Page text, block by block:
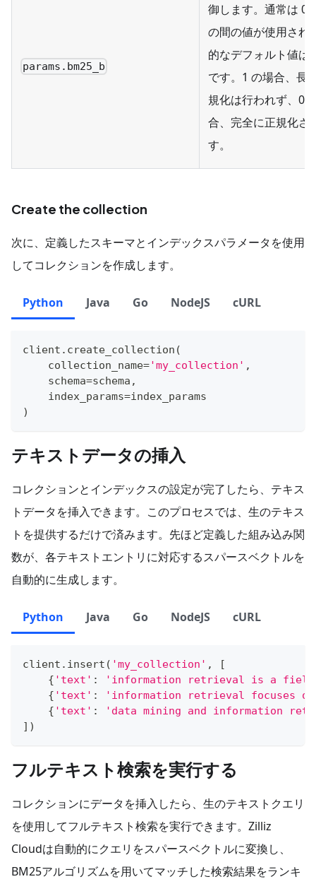
params.bm25_b
御します。通常は 0
の間の値が使用され
的なデフォルト値は
です。1 の場合、長
規化は行われず、0
合、完全に正規化さ
す。
Create the collection
次に、定義したスキーマとインデックスパラメータを使用
してコレクションを作成します。
Python Java Go NodeJS cURL
client . create_collection (
    collection_name
='my_collection' ,
    schema
=schema ,
    index_params
=index_params
)
テキストデータの挿入
コレクションとインデックスの設定が完了したら、テキス
トデータを挿入できます。このプロセスでは、生のテキス
トを提供するだけで済みます。先ほど定義した組み込み関
数が、各テキストエントリに対応するスパースベクトルを
自動的に生成します。
Python Java Go NodeJS cURL
client . insert ( 'my_collection' ,
[
{ 'text' :
'information retrieval is a
{ 'text' :
'information retrieval focuses
{ 'text' :
'data mining and information
] )
フルテキスト検索を実行する
コレクションにデータを挿入したら、生のテキストクエリ
を使用してフルテキスト検索を実行できます。Zilliz
Cloudは自動的にクエリをスパースベクトルに変換し、
BM25アルゴリズムを用いてマッチした検索結果をランキ